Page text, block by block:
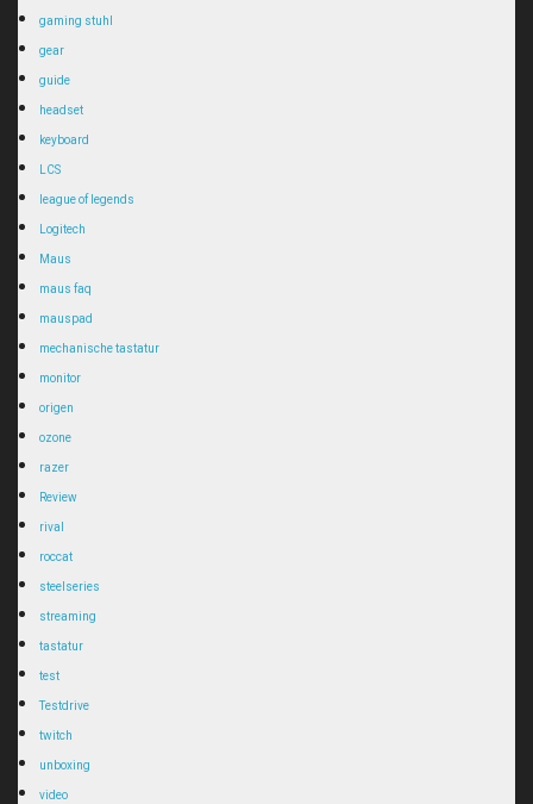
gaming stuhl
gear
guide
headset
keyboard
LCS
league of legends
Logitech
Maus
maus faq
mauspad
mechanische tastatur
monitor
origen
ozone
razer
Review
rival
roccat
steelseries
streaming
tastatur
test
Testdrive
twitch
unboxing
video